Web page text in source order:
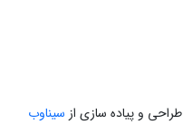
طراحی و پیاده سازی از سیناوب